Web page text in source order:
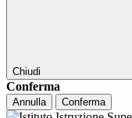
Chiudi
Conferma
Annulla Conferma